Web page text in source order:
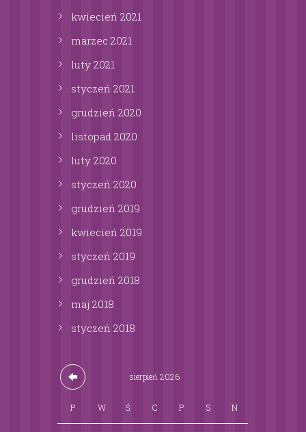
kwiecień 2021
marzec 2021
luty 2021
styczeń 2021
grudzień 2020
listopad 2020
luty 2020
styczeń 2020
grudzień 2019
kwiecień 2019
styczeń 2019
grudzień 2018
maj 2018
styczeń 2018
sierpień 2026
P W Ś C P S N